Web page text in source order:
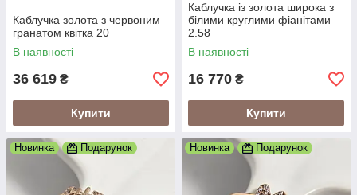
Каблучка золота з червоним
гранатом квітка 20
В наявності
36 619 ₴
Купити
Каблучка із золота широка з
білими круглими фіанітами
2.58
В наявності
16 770 ₴
Купити
Новинка Подарунок Новинка Подарунок